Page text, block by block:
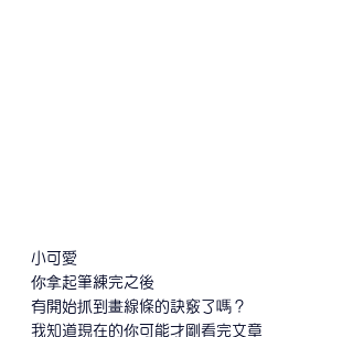
小可愛
你拿起筆練完之後
有開始抓到畫線條的訣竅了嗎？
我知道現在的你可能才剛看完文章